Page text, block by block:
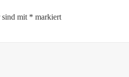
sind mit * markiert